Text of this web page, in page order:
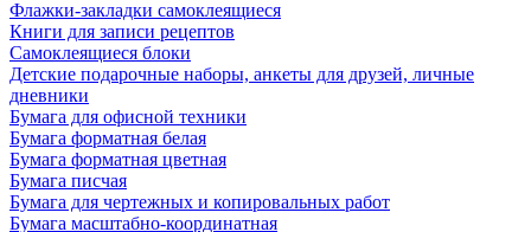
Флажки-закладки самоклеящиеся
Книги для записи рецептов
Самоклеящиеся блоки
Детские подарочные наборы, анкеты для друзей, личные
дневники
Бумага для офисной техники
Бумага форматная белая
Бумага форматная цветная
Бумага писчая
Бумага для чертежных и копировальных работ
Бумага масштабно-координатная